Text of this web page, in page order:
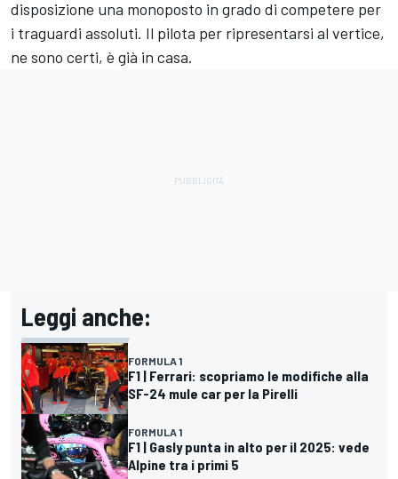
disposizione una monoposto in grado di competere per
i traguardi assoluti. Il pilota per ripresentarsi al vertice,
ne sono certi, è già in casa.
Leggi anche:
FORMULA 1
F1 | Ferrari: scopriamo le modifiche alla
SF-24 mule car per la Pirelli
FORMULA 1
F1 | Gasly punta in alto per il 2025: vede
Alpine tra i primi 5